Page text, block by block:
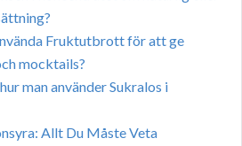
Fruktutbrott för att ge
mocktails?
man använder Sukralos i
Allt Du Måste Veta